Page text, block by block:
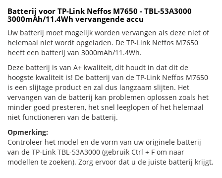
Batterij voor TP-Link Neffos M7650 - TBL-53A3000
3000mAh/11.4Wh vervangende accu
Uw batterij moet mogelijk worden vervangen als deze niet of
helemaal niet wordt opgeladen. De TP-Link Neffos M7650
heeft een batterij van 3000mAh/11.4Wh.
Deze batterij is van A+ kwaliteit, dit houdt in dat dit de
hoogste kwaliteit is! De batterij van de TP-Link Neffos M7650
is een slijtage product en zal dus langzaam slijten. Het
vervangen van de batterij kan problemen oplossen zoals het
minder goed presteren, het snel leeglopen of het helemaal
niet functioneren van de batterij.
Opmerking:
Controleer het model en de vorm van uw originele batterij
van de TP-Link TBL-53A3000 (gebruik Ctrl + F om naar
modellen te zoeken). Zorg ervoor dat u de juiste batterij krijgt.